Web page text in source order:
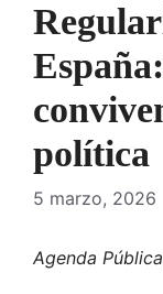
política
5 marzo, 2026
Agenda Pública